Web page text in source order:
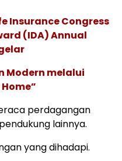
Insurance Congress
(IDA) Annual
Modern melalui
perdagangan
lainnya.
yang dihadapi.